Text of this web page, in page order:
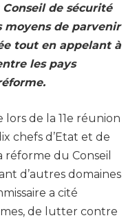
de sécurité
moyens de parvenir
tout en appelant à
les pays
de la 11e réunion
chefs d’Etat et de
du Conseil
d’autres domaines
a cité
de lutter contre